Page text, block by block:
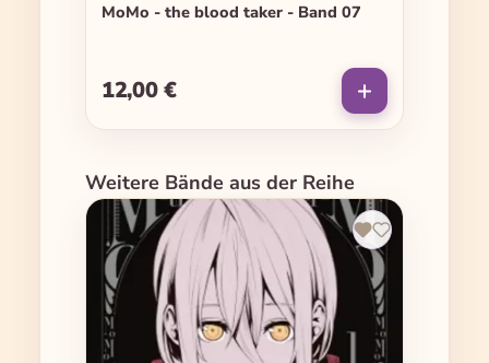
MoMo - the blood taker - Band 07
Regulärer Preis:
12,00 €
Produktgalerie überspringen
Weitere Bände aus der Reihe